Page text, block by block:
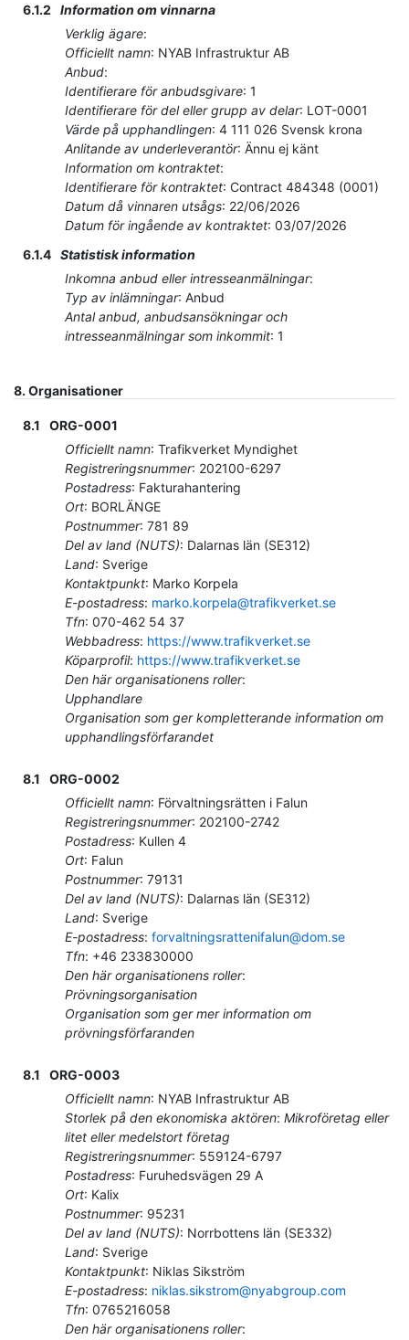
6.1.2
Information om vinnarna
Verklig ägare:
Officiellt namn: NYAB Infrastruktur AB
Anbud:
Identifierare för anbudsgivare: 1
Identifierare för del eller grupp av delar: LOT-0001
Värde på upphandlingen: 4 111 026 Svensk krona
Anlitande av underleverantör: Ännu ej känt
Information om kontraktet:
Identifierare för kontraktet: Contract 484348 (0001)
Datum då vinnaren utsågs: 22/06/2026
Datum för ingående av kontraktet: 03/07/2026
6.1.4 Statistisk information
Inkomna anbud eller intresseanmälningar:
Typ av inlämningar: Anbud
Antal anbud, anbudsansökningar och
intresseanmälningar som inkommit: 1
8. Organisationer
8.1
ORG-0001
Officiellt namn: Trafikverket Myndighet
Registreringsnummer: 202100-6297
Postadress: Fakturahantering
Ort: BORLÄNGE
Postnummer: 781 89
Del av land (NUTS): Dalarnas län (SE312)
Land: Sverige
Kontaktpunkt: Marko Korpela
E-postadress: marko.korpela@trafikverket.se
Tfn: 070-462 54 37
Webbadress: https://www.trafikverket.se
Köparprofil: https://www.trafikverket.se
Den här organisationens roller:
Upphandlare
Organisation som ger kompletterande information om
upphandlingsförfarandet
8.1
ORG-0002
Officiellt namn: Förvaltningsrätten i Falun
Registreringsnummer: 202100-2742
Postadress: Kullen 4
Ort: Falun
Postnummer: 79131
Del av land (NUTS): Dalarnas län (SE312)
Land: Sverige
E-postadress: forvaltningsrattenifalun@dom.se
Tfn: +46 233830000
Den här organisationens roller:
Prövningsorganisation
Organisation som ger mer information om
prövningsförfaranden
8.1
ORG-0003
Officiellt namn: NYAB Infrastruktur AB
Storlek på den ekonomiska aktören: Mikroföretag eller
litet eller medelstort företag
Registreringsnummer: 559124-6797
Postadress: Furuhedsvägen 29 A
Ort: Kalix
Postnummer: 95231
Del av land (NUTS): Norrbottens län (SE332)
Land: Sverige
Kontaktpunkt: Niklas Sikström
E-postadress: niklas.sikstrom@nyabgroup.com
Tfn: 0765216058
Den här organisationens roller: